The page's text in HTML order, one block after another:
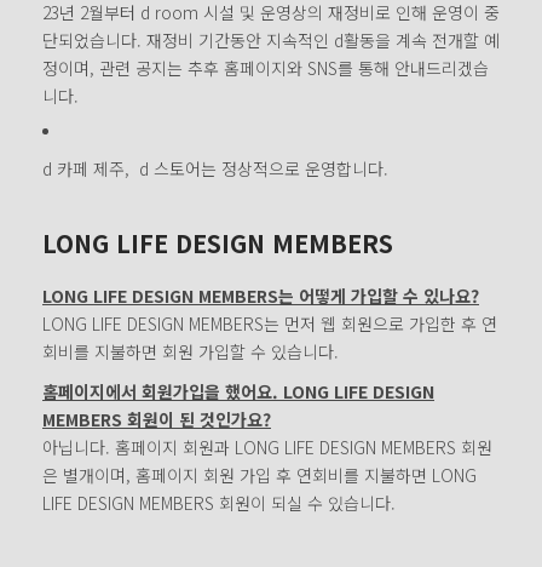
23년 2월부터 d room 시설 및 운영상의 재정비로 인해 운영이 중
단되었습니다. 재정비 기간동안 지속적인 d활동을 계속 전개할 예
정이며, 관련 공지는 추후 홈페이지와 SNS를 통해 안내드리겠습
니다.
d 카페 제주, d 스토어는 정상적으로 운영합니다.
LONG LIFE DESIGN MEMBERS
LONG LIFE DESIGN MEMBERS는 어떻게 가입할 수 있나요?
LONG LIFE DESIGN MEMBERS는 먼저 웹 회원으로 가입한 후 연
회비를 지불하면 회원 가입할 수 있습니다.
홈페이지에서 회원가입을 했어요. LONG LIFE DESIGN
MEMBERS 회원이 된 것인가요?
아닙니다. 홈페이지 회원과 LONG LIFE DESIGN MEMBERS 회원
은 별개이며, 홈페이지 회원 가입 후 연회비를 지불하면 LONG
LIFE DESIGN MEMBERS 회원이 되실 수 있습니다.